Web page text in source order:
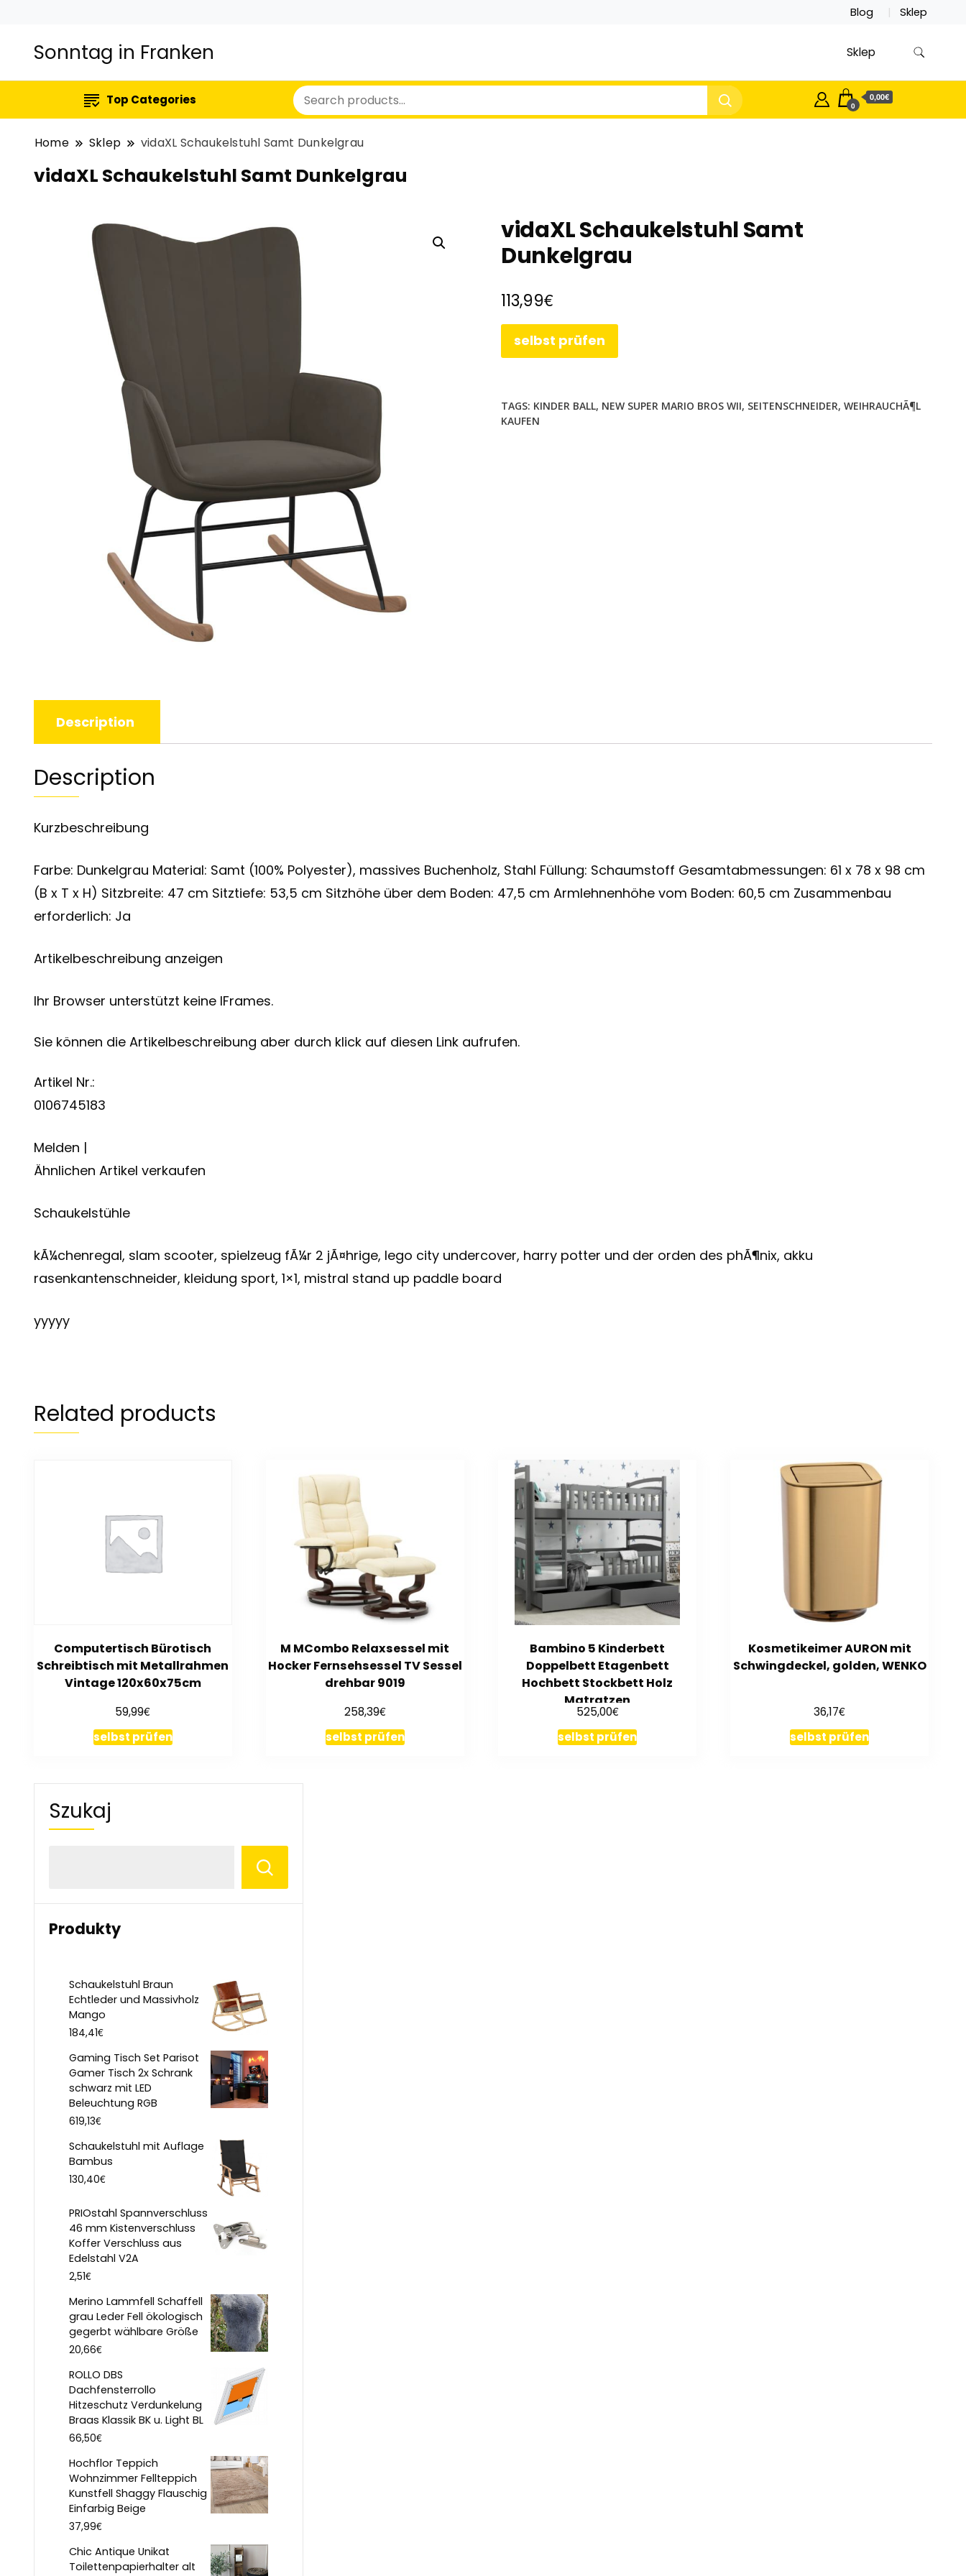
Blog Sklep
Sonntag in Franken Sklep
Top Categories 0
0,00€
Home Sklep vidaXL Schaukelstuhl Samt Dunkelgrau
vidaXL Schaukelstuhl Samt Dunkelgrau
vidaXL Schaukelstuhl Samt
Dunkelgrau
113,99€
selbst prüfen
TAGS: KINDER BALL, NEW SUPER MARIO BROS WII, SEITENSCHNEIDER, WEIHRAUCHÃ¶L
KAUFEN
Description
Description
Kurzbeschreibung
Farbe: Dunkelgrau Material: Samt (100% Polyester), massives Buchenholz, Stahl Füllung: Schaumstoff Gesamtabmessungen: 61 x 78 x 98 cm
(B x T x H) Sitzbreite: 47 cm Sitztiefe: 53,5 cm Sitzhöhe über dem Boden: 47,5 cm Armlehnenhöhe vom Boden: 60,5 cm Zusammenbau
erforderlich: Ja
Artikelbeschreibung anzeigen
Ihr Browser unterstützt keine IFrames.
Sie können die Artikelbeschreibung aber durch klick auf diesen Link aufrufen.
Artikel Nr.:
0106745183
Melden |
Ähnlichen Artikel verkaufen
Schaukelstühle
kÃ¼chenregal, slam scooter, spielzeug fÃ¼r 2 jÃ¤hrige, lego city undercover, harry potter und der orden des phÃ¶nix, akku
rasenkantenschneider, kleidung sport, 1×1, mistral stand up paddle board
yyyyy
Related products
Computertisch Bürotisch
Schreibtisch mit Metallrahmen
Vintage 120x60x75cm
59,99€
selbst prüfen
M MCombo Relaxsessel mit
Hocker Fernsehsessel TV Sessel
drehbar 9019
258,39€
selbst prüfen
Bambino 5 Kinderbett
Doppelbett Etagenbett
Hochbett Stockbett Holz
Matratzen
525,00€
selbst prüfen
Kosmetikeimer AURON mit
Schwingdeckel, golden, WENKO
36,17€
selbst prüfen
Szukaj
Produkty
Schaukelstuhl Braun
Echtleder und Massivholz
Mango
184,41€
Gaming Tisch Set Parisot
Gamer Tisch 2x Schrank
schwarz mit LED
Beleuchtung RGB
619,13€
Schaukelstuhl mit Auflage
Bambus
130,40€
PRIOstahl Spannverschluss
46 mm Kistenverschluss
Koffer Verschluss aus
Edelstahl V2A
2,51€
Merino Lammfell Schaffell
grau Leder Fell ökologisch
gegerbt wählbare Größe
20,66€
ROLLO DBS
Dachfensterrollo
Hitzeschutz Verdunkelung
Braas Klassik BK u. Light BL
66,50€
Hochflor Teppich
Wohnzimmer Fellteppich
Kunstfell Shaggy Flauschig
Einfarbig Beige
37,99€
Chic Antique Unikat
Toilettenpapierhalter alt